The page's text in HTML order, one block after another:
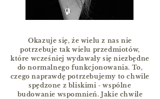
Okazuje się, że wielu z nas nie
potrzebuje tak wielu przedmiotów,
które wcześniej wydawały się niezbędne
do normalnego funkcjonowania. To,
czego naprawdę potrzebujemy to chwile
spędzone z bliskimi - wspólne
budowanie wspomnień. Jakie chwile